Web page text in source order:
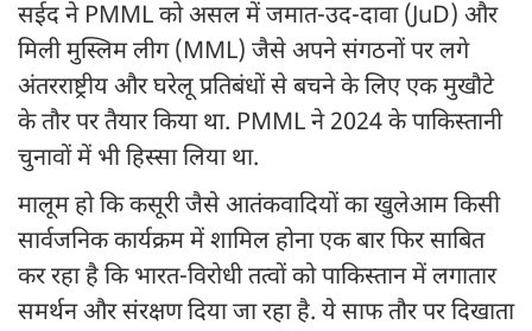
सईद ने PMML को असल में जमात-उद-दावा (JuD) और
मिली मुस्लिम लीग (MML) जैसे अपने संगठनों पर लगे
अंतरराष्ट्रीय और घरेलू प्रतिबंधों से बचने के लिए एक मुखौटे
के तौर पर तैयार किया था. PMML ने 2024 के पाकिस्तानी
चुनावों में भी हिस्सा लिया था.
मालूम हो कि कसूरी जैसे आतंकवादियों का खुलेआम किसी
सार्वजनिक कार्यक्रम में शामिल होना एक बार फिर साबित
कर रहा है कि भारत-विरोधी तत्वों को पाकिस्तान में लगातार
समर्थन और संरक्षण दिया जा रहा है. ये साफ तौर पर दिखाता